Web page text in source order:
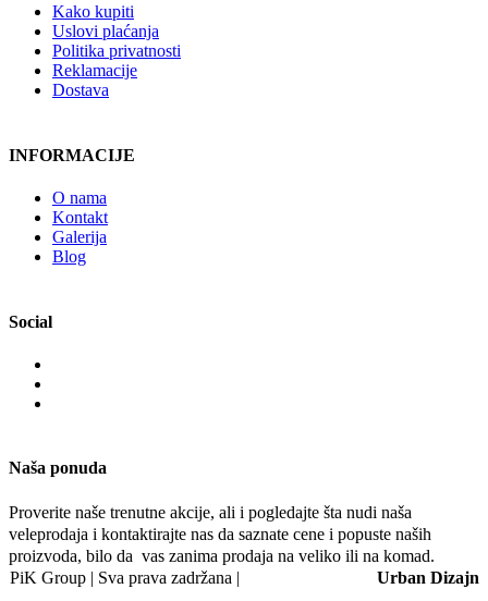
Kako kupiti
Uslovi plaćanja
Politika privatnosti
Reklamacije
Dostava
INFORMACIJE
O nama
Kontakt
Galerija
Blog
Social
Naša ponuda
Proverite naše trenutne akcije, ali i pogledajte šta nudi naša
veleprodaja i kontaktirajte nas da saznate cene i popuste naših
proizvoda, bilo da vas zanima prodaja na veliko ili na komad.
PiK Group | Sva prava zadržana |
Urban Dizajn